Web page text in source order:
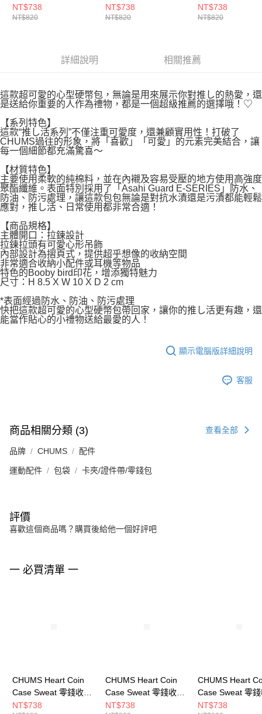
包 CH603890R016
NT$738
NT$820
包 CH603890W022
NT$738
NT$820
包
NT$738
NT$820
詳細說明 相關推薦
這款超可愛的心型硬幣包，無論是用來展示你對推し的熱愛，還
是送給你重要的人作為禮物，都是一個超級推薦的選擇哦！♡
【系列特色】
這款“推し活系列”不僅注重可愛度，還兼顧實用性！打破了
CHUMS過往的形象，將「喜歡」「可愛」的元素完美結合，讓
每一個細節都充滿驚喜～
【材質特色】
主要使用柔軟的純棉料，並在內襯及容易受壓的地方使用高強度
聚酯纖維。表面特別採用了「Asahi Guard E-SERIES」防水、
防油、防污處理，讓這款包包無論是對抗水漬還是污漬都能輕鬆
應對，推し活、日常使用都非常合適！
【商品規格】
主體開口：拉鍊設計
拉鍊拉頭有可愛心形吊飾
內部設計為摺頁式，提供超乎想像的收納空間
非常適合收納小配件或耳機等物品
特色的Booby bird印花，增添獨特魅力
尺寸：H 8.5 X W 10 X D 2 cm
*表面經過防水、防油、防污處理
快把這款超可愛的心型硬幣包帶回家，讓你的推し活更有趣，還
能當作貼心的小禮物送給最愛的人！
顯示電腦版詳細說明
客服
商品相關分類 (3) 查看全部
品牌 CHUMS 配件
運動配件 包袋 卡夾/證件帶/零錢包
評價
喜歡這個商品嗎？購買後給他一個好評吧
一 必買清單 一
CHUMS Heart Coin
Case Sweat 零錢收納
包 CH603890R016
NT$738
CHUMS Heart Coin
Case Sweat 零錢收納
包 CH603890W022
NT$738
CHUMS Heart
Case Sweat 零
包
NT$738